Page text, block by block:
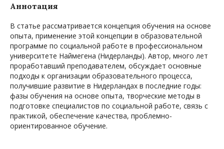
Аннотация
В статье рассматривается концепция обучения на основе
опыта, применение этой концепции в образовательной
программе по социальной работе в профессиональном
университете Наймегена (Нидерланды). Автор, много лет
проработавший преподавателем, обсуждает основные
подходы к организации образовательного процесса,
получившие развитие в Нидерландах в последние годы:
фазы обучения на основе опыта, творческие методы в
подготовке специалистов по социальной работе, связь с
практикой, обеспечение качества, проблемно-
ориентированное обучение.